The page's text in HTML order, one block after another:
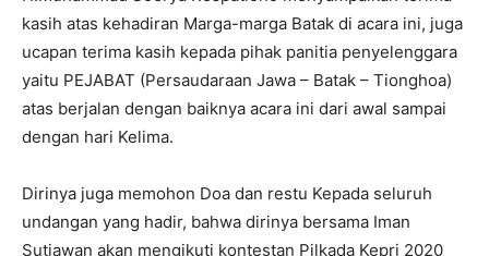
kasih atas kehadiran Marga-marga Batak di acara ini, juga
ucapan terima kasih kepada pihak panitia penyelenggara
yaitu PEJABAT (Persaudaraan Jawa – Batak – Tionghoa)
atas berjalan dengan baiknya acara ini dari awal sampai
dengan hari Kelima.
Dirinya juga memohon Doa dan restu Kepada seluruh
undangan yang hadir, bahwa dirinya bersama Iman
Sutiawan akan mengikuti kontestan Pilkada Kepri 2020